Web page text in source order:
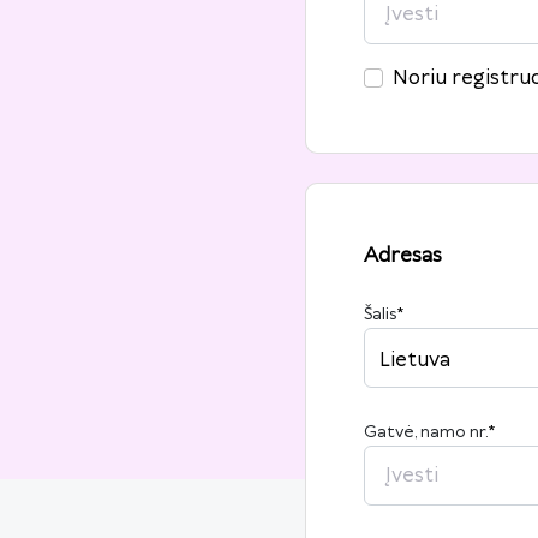
Noriu
Adresas
Šalis*
Lietuva
Gatvė, namo nr.*